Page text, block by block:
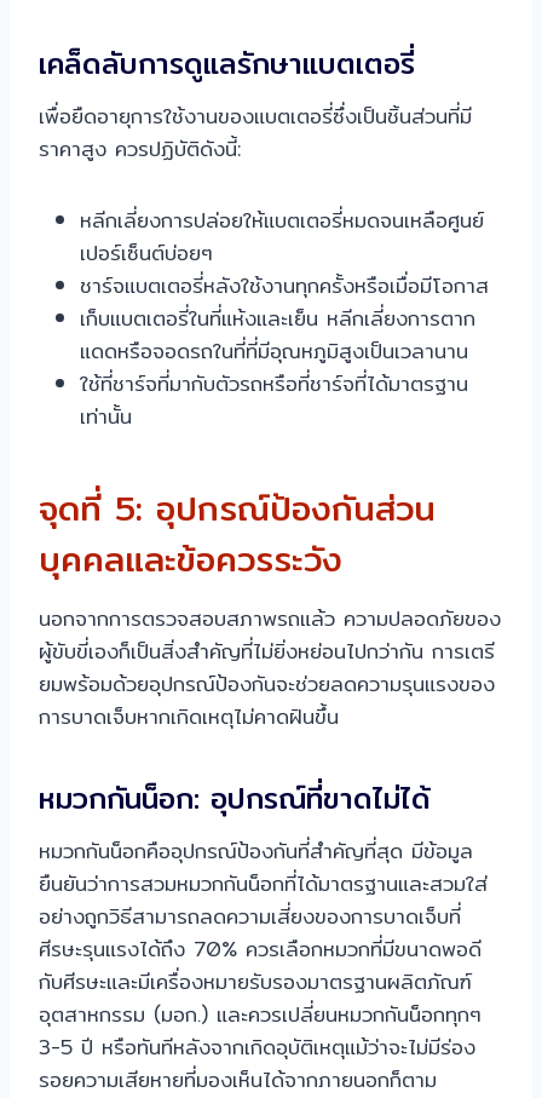
เคล็ดลับการดูแลรักษาแบตเตอรี่
เพื่อยืดอายุการใช้งานของแบตเตอรี่ซึ่งเป็นชิ้นส่วนที่มี
ราคาสูง ควรปฏิบัติดังนี้:
หลีกเลี่ยงการปล่อยให้แบตเตอรี่หมดจนเหลือศูนย์
เปอร์เซ็นต์บ่อยๆ
ชาร์จแบตเตอรี่หลังใช้งานทุกครั้งหรือเมื่อมีโอกาส
เก็บแบตเตอรี่ในที่แห้งและเย็น หลีกเลี่ยงการตาก
แดดหรือจอดรถในที่ที่มีอุณหภูมิสูงเป็นเวลานาน
ใช้ที่ชาร์จที่มากับตัวรถหรือที่ชาร์จที่ได้มาตรฐาน
เท่านั้น
จุดที่ 5: อุปกรณ์ป้องกันส่วน
บุคคลและข้อควรระวัง
นอกจากการตรวจสอบสภาพรถแล้ว ความปลอดภัยของ
ผู้ขับขี่เองก็เป็นสิ่งสำคัญที่ไม่ยิ่งหย่อนไปกว่ากัน การเตรี
ยมพร้อมด้วยอุปกรณ์ป้องกันจะช่วยลดความรุนแรงของ
การบาดเจ็บหากเกิดเหตุไม่คาดฝันขึ้น
หมวกกันน็อก: อุปกรณ์ที่ขาดไม่ได้
หมวกกันน็อกคืออุปกรณ์ป้องกันที่สำคัญที่สุด มีข้อมูล
ยืนยันว่าการสวมหมวกกันน็อกที่ได้มาตรฐานและสวมใส่
อย่างถูกวิธีสามารถลดความเสี่ยงของการบาดเจ็บที่
ศีรษะรุนแรงได้ถึง 70% ควรเลือกหมวกที่มีขนาดพอดี
กับศีรษะและมีเครื่องหมายรับรองมาตรฐานผลิตภัณฑ์
อุตสาหกรรม (มอก.) และควรเปลี่ยนหมวกกันน็อกทุกๆ
3-5 ปี หรือทันทีหลังจากเกิดอุบัติเหตุแม้ว่าจะไม่มีร่อง
รอยความเสียหายที่มองเห็นได้จากภายนอกก็ตาม